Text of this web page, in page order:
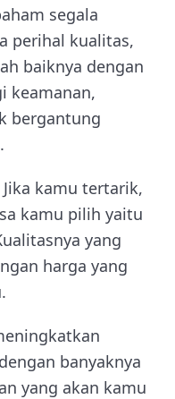
segala
perihal kualitas,
baiknya dengan
keamanan,
bergantung
kamu tertarik,
kamu pilih yaitu
yang
harga yang
banyaknya
yang akan kamu